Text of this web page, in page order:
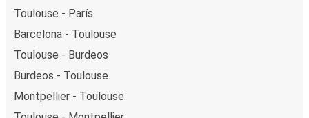
Toulouse - París
Barcelona - Toulouse
Toulouse - Burdeos
Burdeos - Toulouse
Montpellier - Toulouse